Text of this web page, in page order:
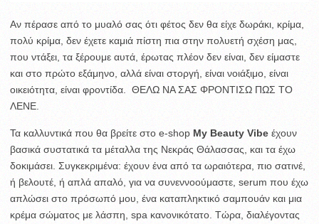
Αν πέρασε από το μυαλό σας ότι φέτος δεν θα είχε δωράκι, κρίμα,
πολύ κρίμα, δεν έχετε καμιά πίστη πια στην πολυετή σχέση μας,
που ντάξει, τα ξέρουμε αυτά, έρωτας πλέον δεν είναι, δεν είμαστε
και στο πρώτο εξάμηνο, αλλά είναι στοργή, είναι νοιάξιμο, είναι
οικειότητα, είναι φροντίδα. ΘΕΛΩ ΝΑ ΣΑΣ ΦΡΟΝΤΙΣΩ ΠΩΣ ΤΟ
ΛΕΝΕ.
Τα καλλυντικά που θα βρείτε στο e-shop My Beauty Vibe έχουν
βασικά συστατικά τα μέταλλα της Νεκράς Θάλασσας, και τα έχω
δοκιμάσει. Συγκεκριμένα: έχουν ένα από τα ωραιότερα, πιο σατινέ,
ή βελουτέ, ή απλά απαλό, για να συνεννοούμαστε, serum που έχω
απλώσει στο πρόσωπό μου, ένα καταπληκτικό σαμπουάν και μια
κρέμα σώματος με λάσπη, spa κανονικότατο. Τώρα, διαλέγοντας